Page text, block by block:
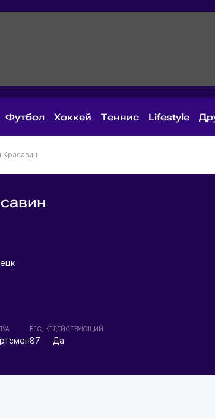
Футбол Хоккей Теннис Lifestyle
Красавин
ВЕС, КГ
87
ДЕЙСТВУЮЩИЙ
Да